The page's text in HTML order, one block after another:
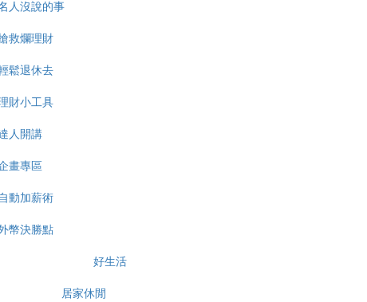
人沒說的事
救爛理財
鬆退休去
財小工具
人開講
畫專區
動加薪術
幣決勝點
好生活
居家休閒